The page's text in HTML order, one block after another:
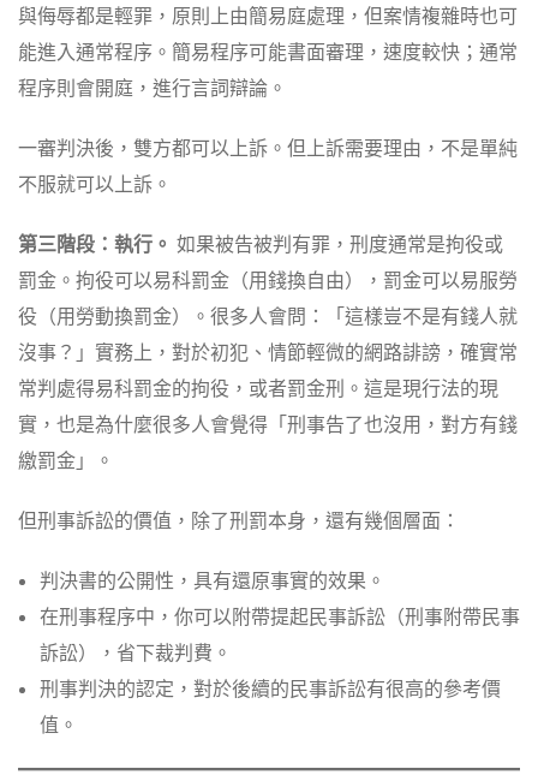
與侮辱都是輕罪，原則上由簡易庭處理，但案情複雜時也可
能進入通常程序。簡易程序可能書面審理，速度較快；通常
程序則會開庭，進行言詞辯論。
一審判決後，雙方都可以上訴。但上訴需要理由，不是單純
不服就可以上訴。
第三階段：執行。 如果被告被判有罪，刑度通常是拘役或
罰金。拘役可以易科罰金（用錢換自由），罰金可以易服勞
役（用勞動換罰金）。很多人會問：「這樣豈不是有錢人就
沒事？」實務上，對於初犯、情節輕微的網路誹謗，確實常
常判處得易科罰金的拘役，或者罰金刑。這是現行法的現
實，也是為什麼很多人會覺得「刑事告了也沒用，對方有錢
繳罰金」。
但刑事訴訟的價值，除了刑罰本身，還有幾個層面：
判決書的公開性，具有還原事實的效果。
在刑事程序中，你可以附帶提起民事訴訟（刑事附帶民事
訴訟），省下裁判費。
刑事判決的認定，對於後續的民事訴訟有很高的參考價
值。